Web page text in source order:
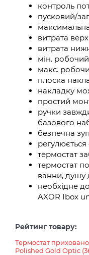
контроль
пусковий/
витрата
витрата
мін. робочий
макс.
плоска
накладку
простий
ручки
базового
безпечна
термостат
термостат
ванни, душу
необхідне
AXOR Ibox
Рейтинг товару:
Термостат
Polished Gold Optic